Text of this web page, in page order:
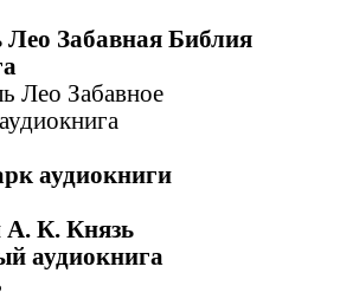
Лео Забавная Библия
Лео Забавное
аудиокниги
А. К. Князь
аудиокнига